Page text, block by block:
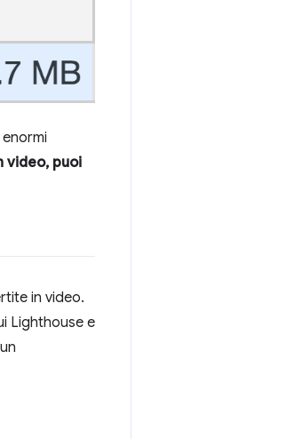
video, puoi
in video.
Lighthouse e